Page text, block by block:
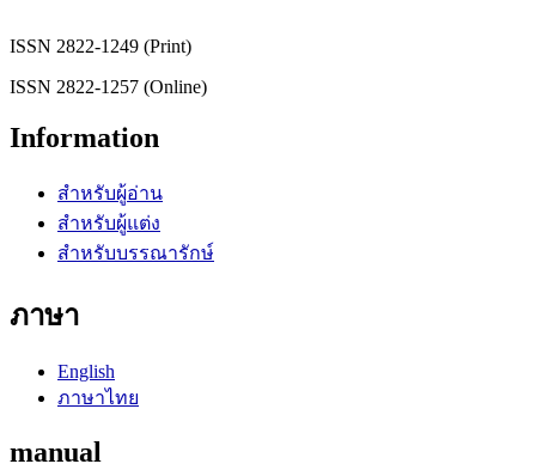
ISSN 2822-1249 (Print)
ISSN 2822-1257 (Online)
Information
สำหรับผู้อ่าน
สำหรับผู้แต่ง
สำหรับบรรณารักษ์
ภาษา
English
ภาษาไทย
manual